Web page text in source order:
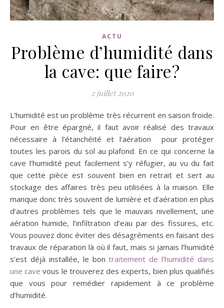
ACTU
Problème d’humidité dans
la cave: que faire?
2 juillet 2020
L’humidité est un problème très récurrent en saison froide.
Pour en être épargné, il faut avoir réalisé des travaux
nécessaire à l’étanchéité et l’aération pour protéger
toutes les parois du sol au plafond. En ce qui concerne la
cave l’humidité peut facilement s’y réfugier, au vu du fait
que cette pièce est souvent bien en retrait et sert au
stockage des affaires très peu utilisées à la maison. Elle
manque donc très souvent de lumière et d’aération en plus
d’autres problèmes tels que le mauvais nivellement, une
aération humide, l’infiltration d’eau par des fissures, etc.
Vous pouvez donc éviter des désagréments en faisant des
travaux de réparation là où il faut, mais si jamais l’humidité
s’est déjà installée, le bontraitement de l’humidité dans
une cave vous le trouverez des experts, bien plus qualifiés
que vous pour remédier rapidement à ce problème
d’humidité.